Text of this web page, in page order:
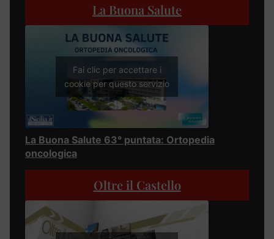
La Buona Salute
Fai clic per accettare i
cookie per questo servizio
La Buona Salute 63° puntata: Ortopedia
oncologica
Oltre il Castello